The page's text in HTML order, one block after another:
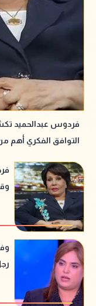
فردوس عبدالحميد
التوافق الفكري أهم